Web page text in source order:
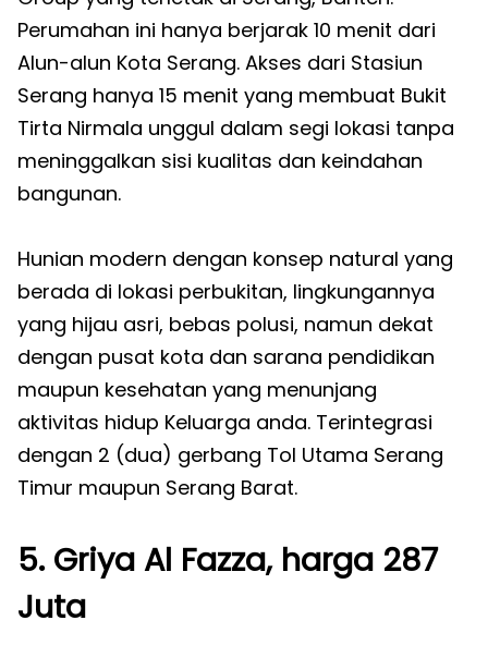
Perumahan ini hanya berjarak 10 menit dari
Alun-alun Kota Serang. Akses dari Stasiun
Serang hanya 15 menit yang membuat Bukit
Tirta Nirmala unggul dalam segi lokasi tanpa
meninggalkan sisi kualitas dan keindahan
bangunan.
Hunian modern dengan konsep natural yang
berada di lokasi perbukitan, lingkungannya
yang hijau asri, bebas polusi, namun dekat
dengan pusat kota dan sarana pendidikan
maupun kesehatan yang menunjang
aktivitas hidup Keluarga anda. Terintegrasi
dengan 2 (dua) gerbang Tol Utama Serang
Timur maupun Serang Barat.
5. Griya Al Fazza, harga 287
Juta